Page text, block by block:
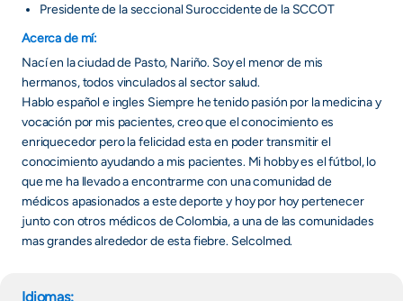
Presidente de la seccional Suroccidente de la SCCOT
Acerca de mí:
Nací en la ciudad de Pasto, Nariño. Soy el menor de mis
hermanos, todos vinculados al sector salud.
Hablo español e ingles Siempre he tenido pasión por la medicina y
vocación por mis pacientes, creo que el conocimiento es
enriquecedor pero la felicidad esta en poder transmitir el
conocimiento ayudando a mis pacientes. Mi hobby es el fútbol, lo
que me ha llevado a encontrarme con una comunidad de
médicos apasionados a este deporte y hoy por hoy pertenecer
junto con otros médicos de Colombia, a una de las comunidades
mas grandes alrededor de esta fiebre. Selcolmed.
Idiomas: